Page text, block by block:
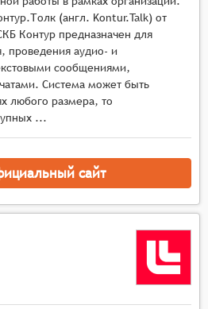
нагрузки, возможностью
участников одновременно,
потока в зависимости от
режимов отображения,
среда с инструментами
работы с виртуальными
презентаций и документов, а
различных форматов
контента в реальном
тестов, сессиями
дискуссий и
(англ. Kontur.Talk) от
Контур предназначен для
проведения аудио- и
сообщениями,
Система может быть
любого размера, то
...
сайт